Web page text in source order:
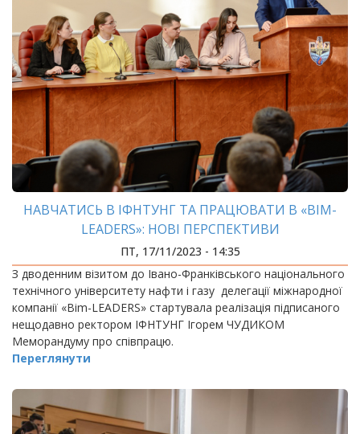
НАВЧАТИСЬ В ІФНТУНГ ТА ПРАЦЮВАТИ В «BIM-
LEADERS»: НОВІ ПЕРСПЕКТИВИ
ПТ, 17/11/2023 - 14:35
З дводенним візитом до Івано-Франківського національного
технічного університету нафти і газу делегації міжнародної
компанії «Bim-LEADERS» стартувала реалізація підписаного
нещодавно ректором ІФНТУНГ Ігорем ЧУДИКОМ
Меморандуму про співпрацю.
Переглянути